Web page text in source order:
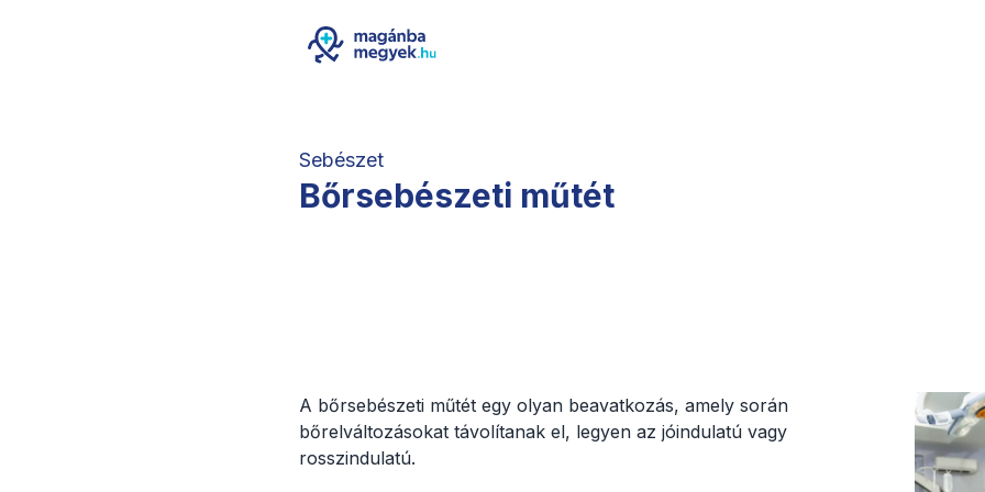
Sebészet
Bőrsebészeti műtét
A bőrsebészeti műtét egy olyan beavatkozás, amely során
bőrelváltozásokat távolítanak el, legyen az jóindulatú vagy
rosszindulatú.